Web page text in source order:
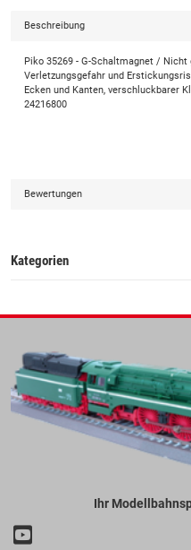
Beschreibung
Piko 35269 - G-Schaltmagnet /
Verletzungsgefahr und
Ecken und Kanten, verschluckbarer
24216800
Bewertungen
Kategorien
Ihr